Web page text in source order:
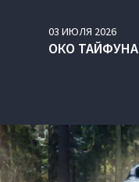
03 ИЮЛЯ 2026
ОКО ТАЙФУНА